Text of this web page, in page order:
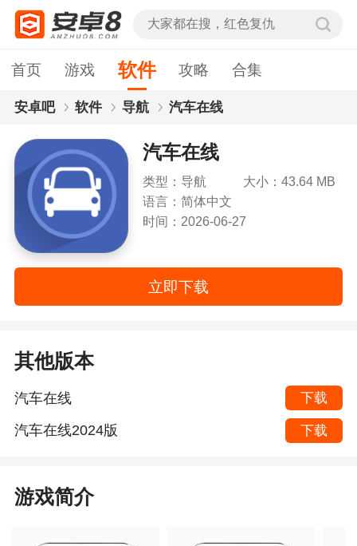
首页 游戏 软件 攻略 合集
安卓吧 软件 导航 汽车在线
汽车在线
类型：导航
大小：43.64 MB
语言：简体中文
时间：2026-06-27
立即下载
其他版本
汽车在线 下载
汽车在线2024版 下载
游戏简介